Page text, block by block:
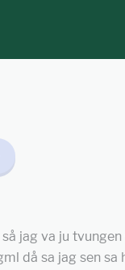
jag va ju
då sa jag sen sa